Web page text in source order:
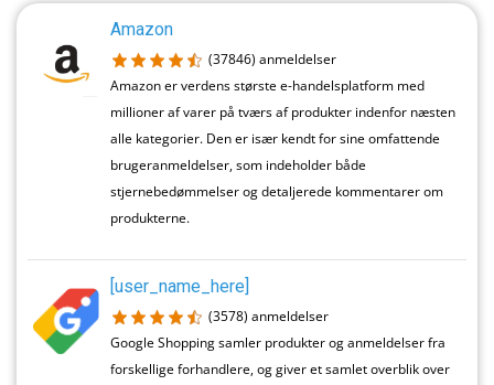
Amazon
(37846) anmeldelser
Amazon er verdens største e-handelsplatform med
millioner af varer på tværs af produkter indenfor næsten
alle kategorier. Den er især kendt for sine omfattende
brugeranmeldelser, som indeholder både
stjernebedømmelser og detaljerede kommentarer om
produkterne.
[user_name_here]
(3578) anmeldelser
Google Shopping samler produkter og anmeldelser fra
forskellige forhandlere, og giver et samlet overblik over